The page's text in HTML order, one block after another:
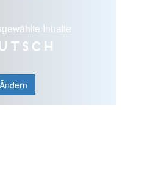
Inhalte
Ändern